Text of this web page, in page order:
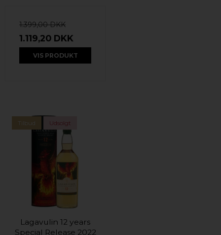
1.399,00 DKK
1.119,20 DKK
VIS PRODUKT
Tilbud Udsolgt
Lagavulin 12 years
Special Release 2022